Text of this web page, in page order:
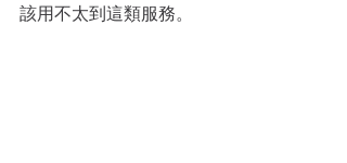
該用不太到這類服務。